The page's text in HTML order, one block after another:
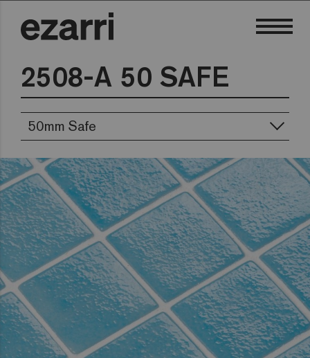
2508-A 50 SAFE
50mm Safe